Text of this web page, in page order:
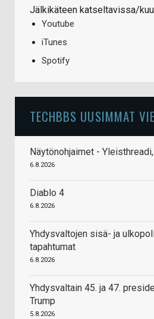
Jälkikäteen katseltavissa/
Youtube
iTunes
Spotify
TECHBBS UUSIMMAT
Näytönohjaimet -
6.8.2026
Diablo 4
6.8.2026
Yhdysvaltojen sisä- ja
tapahtumat
6.8.2026
Yhdysvaltain 45. ja 47.
Trump
5.8.2026